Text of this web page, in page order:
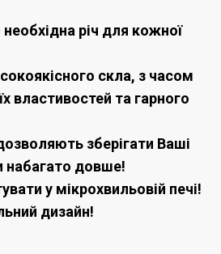
річ для кожної
скла, з часом
властивостей та гарного
зберігати Ваші
набагато довше!
у мікрохвильовій печі!
дизайн!